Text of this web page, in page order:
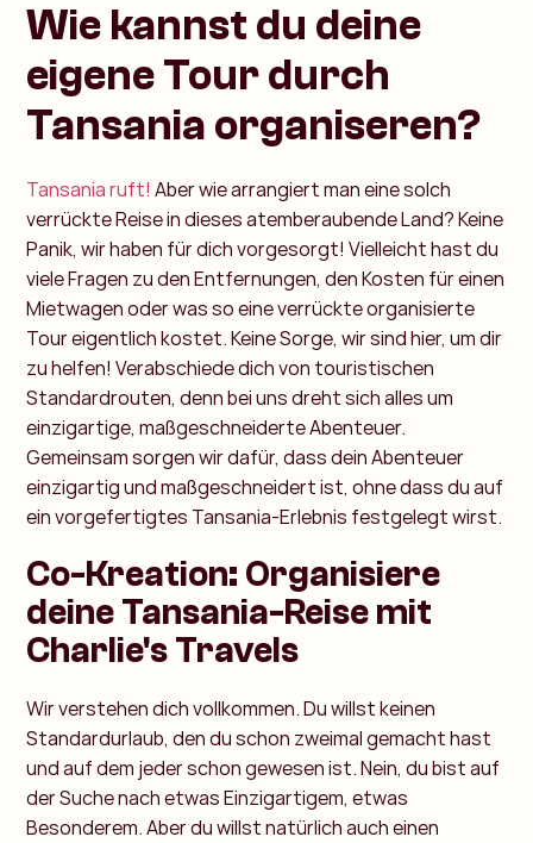
Wie kannst du deine
eigene Tour durch
Tansania organiseren?
Tansania ruft! Aber wie arrangiert man eine solch
verrückte Reise in dieses atemberaubende Land? Keine
Panik, wir haben für dich vorgesorgt! Vielleicht hast du
viele Fragen zu den Entfernungen, den Kosten für einen
Mietwagen oder was so eine verrückte organisierte
Tour eigentlich kostet. Keine Sorge, wir sind hier, um dir
zu helfen! Verabschiede dich von touristischen
Standardrouten, denn bei uns dreht sich alles um
einzigartige, maßgeschneiderte Abenteuer.
Gemeinsam sorgen wir dafür, dass dein Abenteuer
einzigartig und maßgeschneidert ist, ohne dass du auf
ein vorgefertigtes Tansania-Erlebnis festgelegt wirst.
Co-Kreation: Organisiere
deine Tansania-Reise mit
Charlie's Travels
Wir verstehen dich vollkommen. Du willst keinen
Standardurlaub, den du schon zweimal gemacht hast
und auf dem jeder schon gewesen ist. Nein, du bist auf
der Suche nach etwas Einzigartigem, etwas
Besonderem. Aber du willst natürlich auch einen